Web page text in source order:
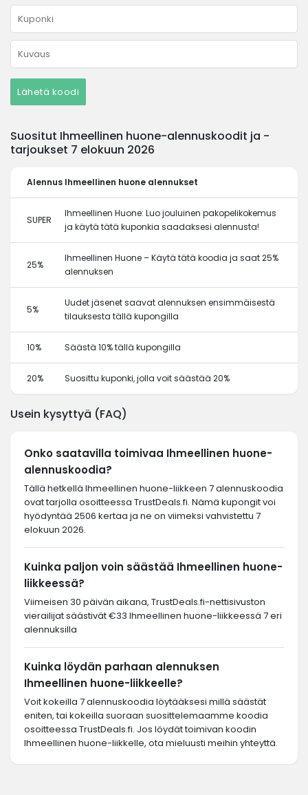
Lähetä koodi
Suositut Ihmeellinen huone-alennuskoodit ja -
tarjoukset 7 elokuun 2026
Alennus Ihmeellinen huone alennukset
SUPER
Ihmeellinen Huone: Luo jouluinen pakopelikokemus
ja käytä tätä kuponkia saadaksesi alennusta!
25%
Ihmeellinen Huone – Käytä tätä koodia ja saat 25%
alennuksen
5%
Uudet jäsenet saavat alennuksen ensimmäisestä
tilauksesta tällä kupongilla
10% Säästä 10% tällä kupongilla
20% Suosittu kuponki, jolla voit säästää 20%
Usein kysyttyä (FAQ)
Onko saatavilla toimivaa Ihmeellinen huone-
alennuskoodia?
Tällä hetkellä Ihmeellinen huone-liikkeen 7 alennuskoodia
ovat tarjolla osoitteessa TrustDeals.fi. Nämä kupongit voi
hyödyntää 2506 kertaa ja ne on viimeksi vahvistettu 7
elokuun 2026.
Kuinka paljon voin säästää Ihmeellinen huone-
liikkeessä?
Viimeisen 30 päivän aikana, TrustDeals.fi-nettisivuston
vierailijat säästivät €33 Ihmeellinen huone-liikkeessä 7 eri
alennuksilla
Kuinka löydän parhaan alennuksen
Ihmeellinen huone-liikkeelle?
Voit kokeilla 7 alennuskoodia löytääksesi millä säästät
eniten, tai kokeilla suoraan suosittelemaamme koodia
osoitteessa TrustDeals.fi. Jos löydät toimivan koodin
Ihmeellinen huone-liikkelle, ota mieluusti meihin yhteyttä.